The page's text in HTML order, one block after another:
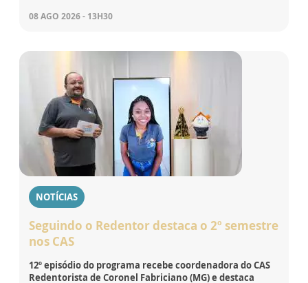
08 AGO 2026 - 13H30
NOTÍCIAS
Seguindo o Redentor destaca o 2º semestre
nos CAS
12º episódio do programa recebe coordenadora do CAS
Redentorista de Coronel Fabriciano (MG) e destaca